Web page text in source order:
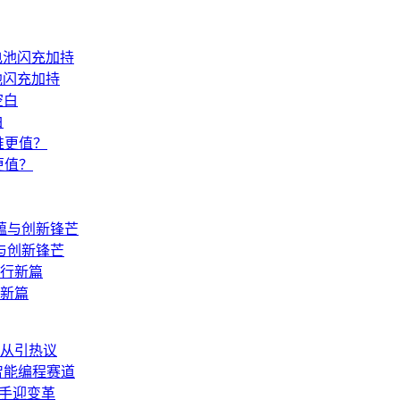
充加持
？
创新锋芒
篇
引热议
编程赛道
迎变革